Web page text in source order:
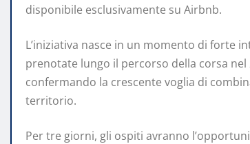
disponibile esclusivamente su Airbnb.
L’iniziativa nasce in un momento di forte
prenotate lungo il percorso della corsa
confermando la crescente voglia di
territorio.
Per tre giorni, gli ospiti avranno